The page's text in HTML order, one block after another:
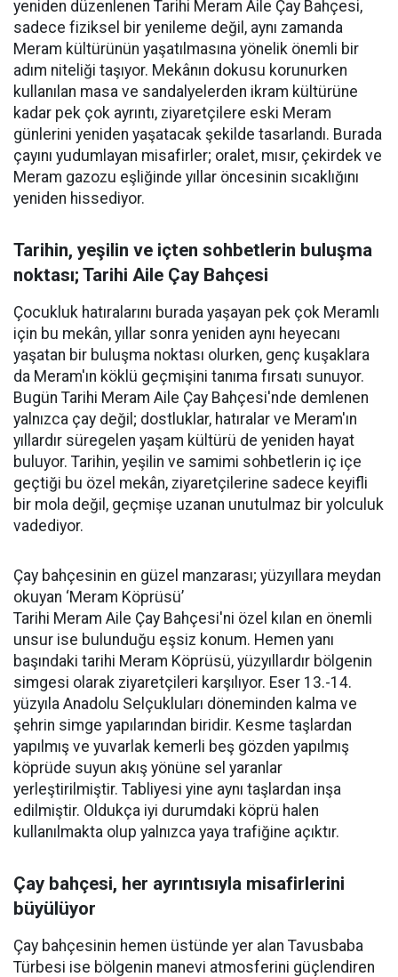
yeniden düzenlenen Tarihi Meram Aile Çay Bahçesi,
sadece fiziksel bir yenileme değil, aynı zamanda
Meram kültürünün yaşatılmasına yönelik önemli bir
adım niteliği taşıyor. Mekânın dokusu korunurken
kullanılan masa ve sandalyelerden ikram kültürüne
kadar pek çok ayrıntı, ziyaretçilere eski Meram
günlerini yeniden yaşatacak şekilde tasarlandı. Burada
çayını yudumlayan misafirler; oralet, mısır, çekirdek ve
Meram gazozu eşliğinde yıllar öncesinin sıcaklığını
yeniden hissediyor.
Tarihin, yeşilin ve içten sohbetlerin buluşma
noktası; Tarihi Aile Çay Bahçesi
Çocukluk hatıralarını burada yaşayan pek çok Meramlı
için bu mekân, yıllar sonra yeniden aynı heyecanı
yaşatan bir buluşma noktası olurken, genç kuşaklara
da Meram'ın köklü geçmişini tanıma fırsatı sunuyor.
Bugün Tarihi Meram Aile Çay Bahçesi'nde demlenen
yalnızca çay değil; dostluklar, hatıralar ve Meram'ın
yıllardır süregelen yaşam kültürü de yeniden hayat
buluyor. Tarihin, yeşilin ve samimi sohbetlerin iç içe
geçtiği bu özel mekân, ziyaretçilerine sadece keyifli
bir mola değil, geçmişe uzanan unutulmaz bir yolculuk
vadediyor.
Çay bahçesinin en güzel manzarası; yüzyıllara meydan
okuyan ‘Meram Köprüsü’
Tarihi Meram Aile Çay Bahçesi'ni özel kılan en önemli
unsur ise bulunduğu eşsiz konum. Hemen yanı
başındaki tarihi Meram Köprüsü, yüzyıllardır bölgenin
simgesi olarak ziyaretçileri karşılıyor. Eser 13.-14.
yüzyıla Anadolu Selçukluları döneminden kalma ve
şehrin simge yapılarından biridir. Kesme taşlardan
yapılmış ve yuvarlak kemerli beş gözden yapılmış
köprüde suyun akış yönüne sel yaranlar
yerleştirilmiştir. Tabliyesi yine aynı taşlardan inşa
edilmiştir. Oldukça iyi durumdaki köprü halen
kullanılmakta olup yalnızca yaya trafiğine açıktır.
Çay bahçesi, her ayrıntısıyla misafirlerini
büyülüyor
Çay bahçesinin hemen üstünde yer alan Tavusbaba
Türbesi ise bölgenin manevi atmosferini güçlendiren